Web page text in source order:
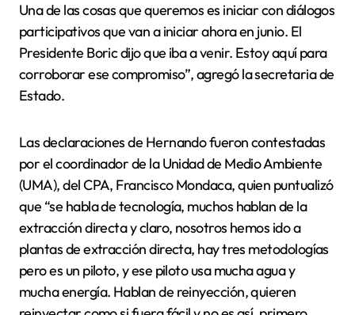
Una de las cosas que queremos es iniciar con diálogos
participativos que van a iniciar ahora en junio. El
Presidente Boric dijo que iba a venir. Estoy aquí para
corroborar ese compromiso”, agregó la secretaria de
Estado.
Las declaraciones de Hernando fueron contestadas
por el coordinador de la Unidad de Medio Ambiente
(UMA), del CPA, Francisco Mondaca, quien puntualizó
que “se habla de tecnología, muchos hablan de la
extracción directa y claro, nosotros hemos ido a
plantas de extracción directa, hay tres metodologías
pero es un piloto, y ese piloto usa mucha agua y
mucha energía. Hablan de reinyección, quieren